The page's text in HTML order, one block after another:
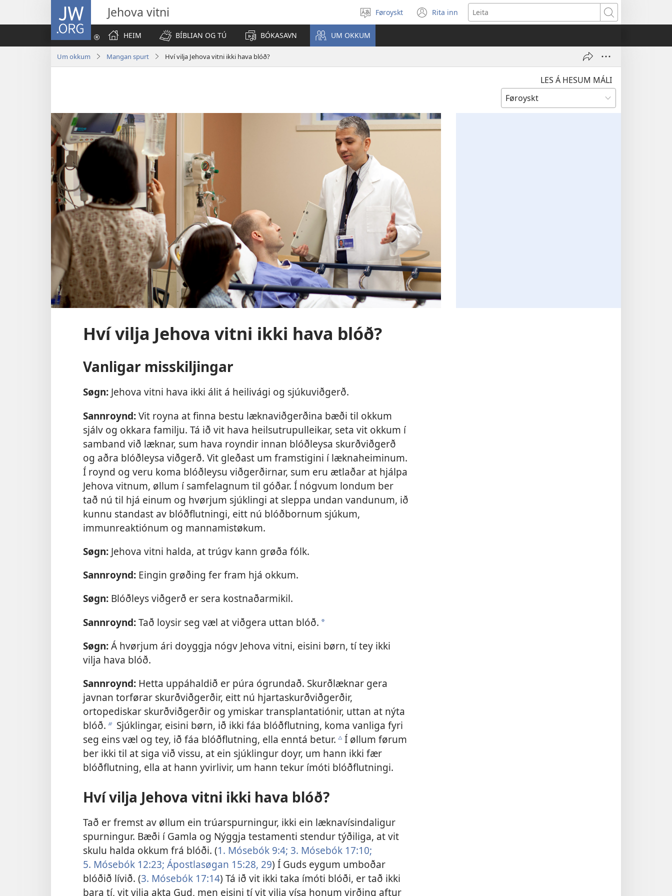
JW.ORG Jehova vitni
Vel
mál
Føroyskt Rita inn
(opens
new
Leita
HEIM
BÍBLIAN OG TÚ BÓKASAVN UM OKKUM
Um okkum Mangan spurt Hví vilja Jehova vitni ikki hava blóð?
LES Á HESUM MÁLI
Hví vilja Jehova vitni ikki hava blóð?
Vanligar misskiljingar
Søgn: Jehova vitni hava ikki álit á heilivági og sjúkuviðgerð.
Sannroynd:Vit royna at finna bestu læknaviðgerðina bæði til okkum
sjálv og okkara familju. Tá ið vit hava heilsutrupulleikar, seta vit okkum í
samband við læknar, sum hava royndir innan blóðleysa skurðviðgerð
og aðra blóðleysa viðgerð. Vit gleðast um framstigini í læknaheiminum.
Í roynd og veru koma blóðleysu viðgerðirnar, sum eru ætlaðar at hjálpa
Jehova vitnum, øllum í samfelagnum til góðar. Í nógvum londum ber
tað nú til hjá einum og hvørjum sjúklingi at sleppa undan vandunum, ið
kunnu standast av blóðflutningi, eitt nú blóðbornum sjúkum,
immunreaktiónum og mannamistøkum.
Søgn: Jehova vitni halda, at trúgv kann grøða fólk.
Sannroynd: Eingin grøðing fer fram hjá okkum.
Søgn: Blóðleys viðgerð er sera kostnaðarmikil.
Sannroynd:Tað loysir seg væl at viðgera uttan blóð. a
Søgn:Á hvørjum ári doyggja nógv Jehova vitni, eisini børn, tí tey ikki
vilja hava blóð.
Sannroynd: Hetta uppáhaldið er púra ógrundað. Skurðlæknar gera
javnan torførar skurðviðgerðir, eitt nú hjartaskurðviðgerðir,
ortopediskar skurðviðgerðir og ymiskar transplantatiónir, uttan at nýta
blóð. b Sjúklingar, eisini børn, ið ikki fáa blóðflutning, koma vanliga fyri
seg eins væl og tey, ið fáa blóðflutning, ella enntá betur. c Í øllum førum
ber ikki til at siga við vissu, at ein sjúklingur doyr, um hann ikki fær
blóðflutning, ella at hann yvirlivir, um hann tekur ímóti blóðflutningi.
Hví vilja Jehova vitni ikki hava blóð?
Tað er fremst av øllum ein trúarspurningur, ikki ein læknavísindaligur
spurningur. Bæði í Gamla og Nýggja testamenti stendur týðiliga, at vit
skulu halda okkum frá blóði. (1. Mósebók 9:4; 3. Mósebók 17:10;
5. Mósebók 12:23; Ápostlasøgan 15:28, 29) Í Guds eygum umboðar
blóðið lívið. (3. Mósebók 17:14) Tá ið vit ikki taka ímóti blóði, er tað ikki
bara tí, vit vilja akta Gud, men eisini tí vit vilja vísa honum virðing aftur